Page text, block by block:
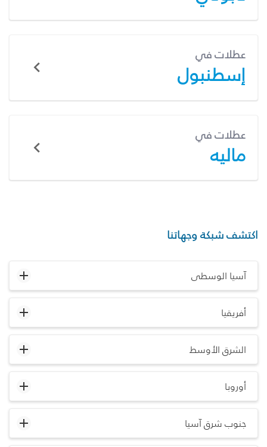
عطلات في
إسطنبول
عطلات في
ماليه
اكتشف شبكة وجهاتنا
آسيا الوسطى
أفريقيا
الشرق الأوسط
أوروبا
جنوب شرق آسيا